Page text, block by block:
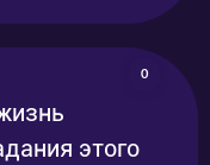
0
этого